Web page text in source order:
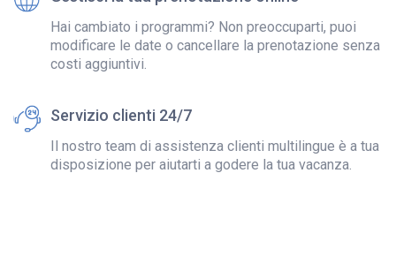
Hai cambiato i programmi? Non preoccuparti, puoi
modificare le date o cancellare la prenotazione senza
costi aggiuntivi.
Servizio clienti 24/7
Il nostro team di assistenza clienti multilingue è a tua
disposizione per aiutarti a godere la tua vacanza.